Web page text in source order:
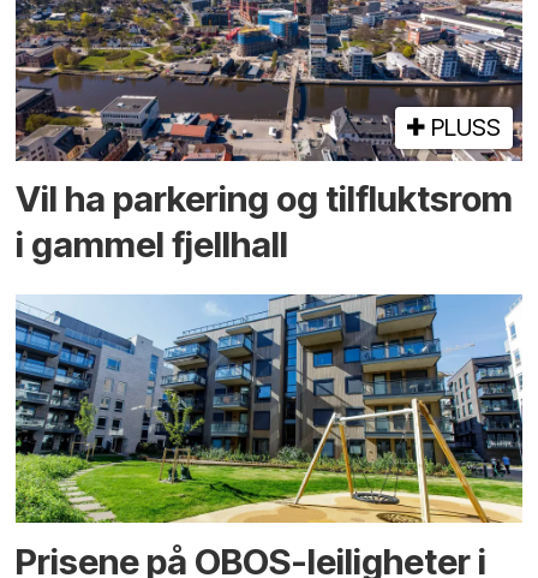
PLUSS
Vil ha parkering og tilflukts­rom
i gammel fjellhall
Prisene på OBOS-leiligheter i